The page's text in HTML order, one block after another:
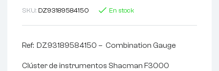
SKU: DZ93189584150 En stock
Ref: DZ93189584150 – Combination Gauge
Clúster de instrumentos Shacman F3000